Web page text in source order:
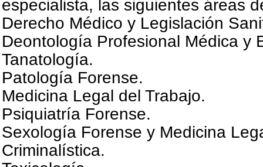
especialista, las siguientes áreas
Derecho Médico y Legislación
Deontología Profesional Médica y
Tanatología.
Patología Forense.
Medicina Legal del Trabajo.
Psiquiatría Forense.
Sexología Forense y Medicina
Criminalística.